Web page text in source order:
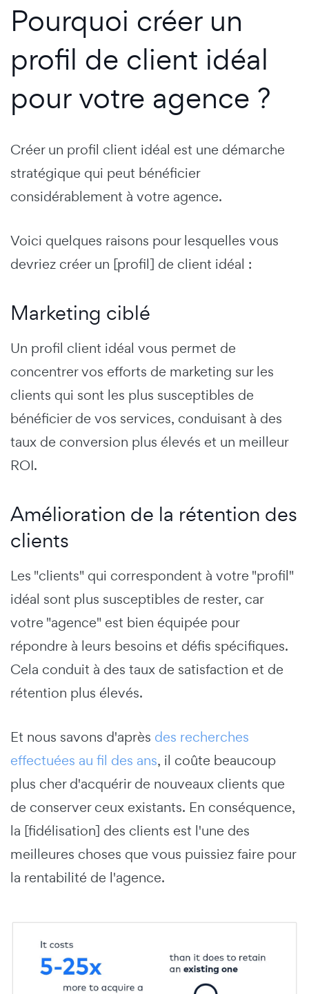
Pourquoi créer un
profil de client idéal
pour votre agence ?
Créer un profil client idéal est une démarche
stratégique qui peut bénéficier
considérablement à votre agence.
Voici quelques raisons pour lesquelles vous
devriez créer un [profil] de client idéal :
Marketing ciblé
Un profil client idéal vous permet de
concentrer vos efforts de marketing sur les
clients qui sont les plus susceptibles de
bénéficier de vos services, conduisant à des
taux de conversion plus élevés et un meilleur
ROI.
Amélioration de la rétention des
clients
Les "clients" qui correspondent à votre "profil"
idéal sont plus susceptibles de rester, car
votre "agence" est bien équipée pour
répondre à leurs besoins et défis spécifiques.
Cela conduit à des taux de satisfaction et de
rétention plus élevés.
Et nous savons d'après des recherches
effectuées au fil des ans, il coûte beaucoup
plus cher d'acquérir de nouveaux clients que
de conserver ceux existants. En conséquence,
la [fidélisation] des clients est l'une des
meilleures choses que vous puissiez faire pour
la rentabilité de l'agence.